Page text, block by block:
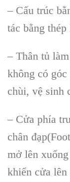
– Cấu trúc
tác bằng
– Thân tủ
không có
chùi, vệ sinh
– Cửa phía
chân
mở lên
khiển cửa lên